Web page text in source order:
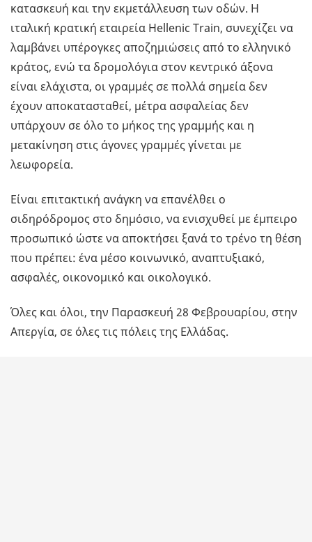
κατασκευή και την εκμετάλλευση των οδών. Η
ιταλική κρατική εταιρεία Hellenic Train, συνεχίζει να
λαμβάνει υπέρογκες αποζημιώσεις από το ελληνικό
κράτος, ενώ τα δρομολόγια στον κεντρικό άξονα
είναι ελάχιστα, οι γραμμές σε πολλά σημεία δεν
έχουν αποκατασταθεί, μέτρα ασφαλείας δεν
υπάρχουν σε όλο το μήκος της γραμμής και η
μετακίνηση στις άγονες γραμμές γίνεται με
λεωφορεία.
Είναι επιτακτική ανάγκη να επανέλθει ο
σιδηρόδρομος στο δημόσιο, να ενισχυθεί με έμπειρο
προσωπικό ώστε να αποκτήσει ξανά το τρένο τη θέση
που πρέπει: ένα μέσο κοινωνικό, αναπτυξιακό,
ασφαλές, οικονομικό και οικολογικό.
Όλες και όλοι, την Παρασκευή 28 Φεβρουαρίου, στην
Απεργία, σε όλες τις πόλεις της Ελλάδας.